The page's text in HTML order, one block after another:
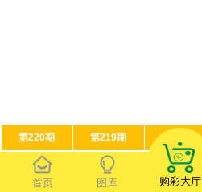
第220期 第219期
首页 图库 购彩大厅